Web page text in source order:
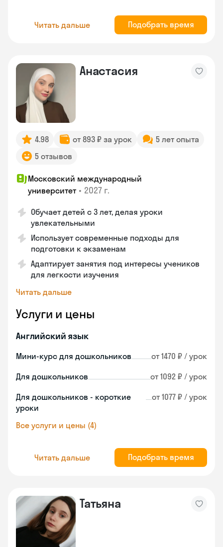
Читать дальше Подобрать время
Анастасия
4.98 от 893 ₽ за урок
5 лет опыта
5 отзывов
Московский международный
университет • 2027 г.
Обучает детей с 3 лет, делая уроки
увлекательными
Использует современные подходы для
подготовки к экзаменам
Адаптирует занятия под интересы учеников
для легкости изучения
Читать дальше
Услуги и цены
Английский язык
Мини-курс для дошкольников от 1470 ₽ / урок
Для дошкольников от 1092 ₽ / урок
Для дошкольников - короткие
уроки
от 1077 ₽ / урок
Все услуги и цены (4)
Читать дальше Подобрать время
Татьяна